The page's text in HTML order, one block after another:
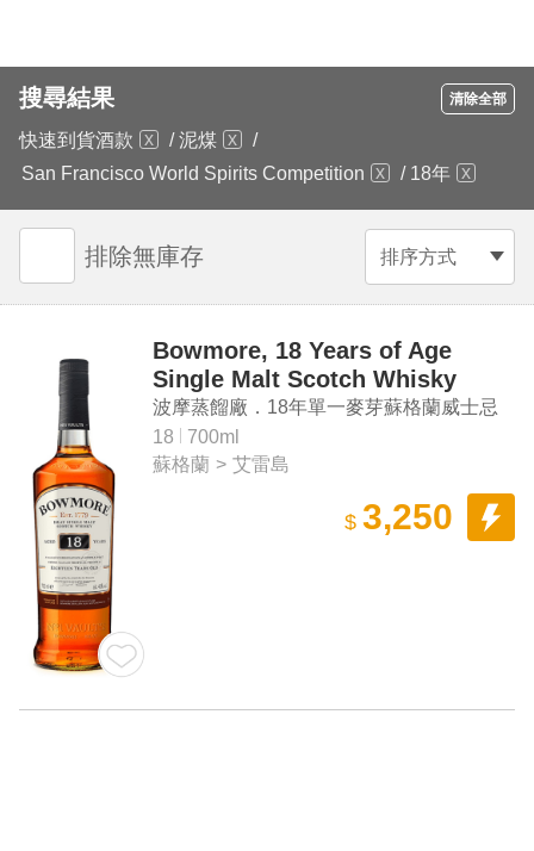
搜尋結果 清除全部
快速到貨酒款 / 泥煤
/
San Francisco World Spirits Competition
/ 18年
排序方式
排除無庫存
Bowmore, 18 Years of Age
Single Malt Scotch Whisky
波摩蒸餾廠．18年單一麥芽蘇格蘭威士忌
18
700ml
蘇格蘭 > 艾雷島
$ 3,250